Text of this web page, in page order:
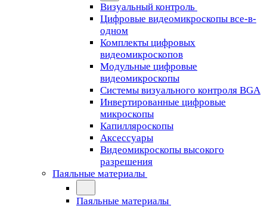
Визуальный контроль
Цифровые видеомикроскопы все-в-
одном
Комплекты цифровых
видеомикроскопов
Модульные цифровые
видеомикроскопы
Cистемы визуального контроля BGA
Инвертированные цифровые
микроскопы
Капилляроскопы
Аксессуары
Видеомикроскопы высокого
разрешения
Паяльные материалы
Паяльные материалы